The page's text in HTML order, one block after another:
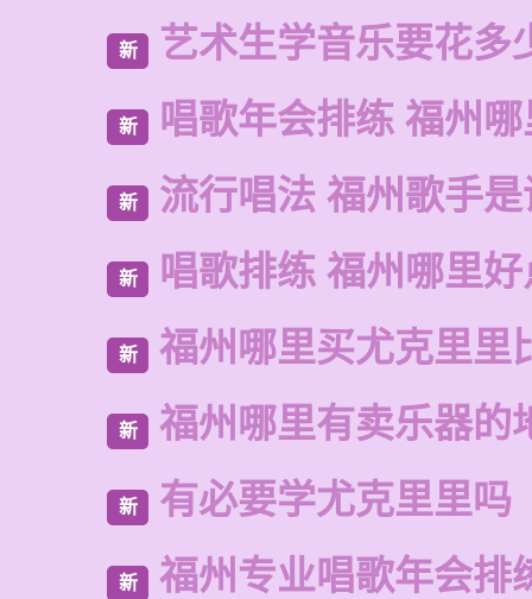
新 艺术生学音乐要花多
新 唱歌年会排练 福州
新 流行唱法 福州歌手
新 唱歌排练 福州哪里
新 福州哪里买尤克里里
新 福州哪里有卖乐器的
新 有必要学尤克里里吗
新 福州专业唱歌年会排